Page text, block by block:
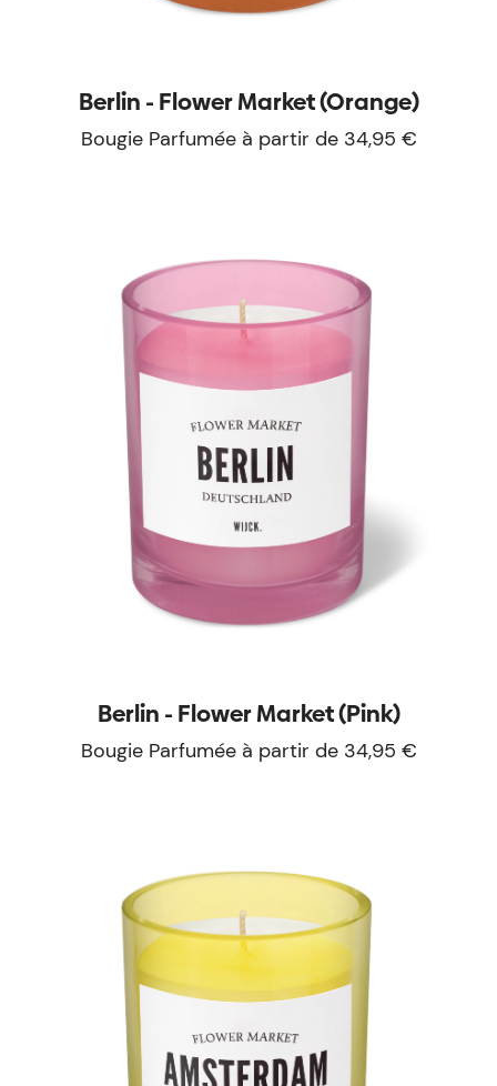
Berlin - Flower Market (Orange)
Bougie Parfumée à partir de 34,95 €
Berlin - Flower Market (Pink)
Bougie Parfumée à partir de 34,95 €